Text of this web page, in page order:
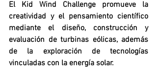
El Kid Wind Challenge promueve la
creatividad y el pensamiento científico
mediante el diseño, construcción y
evaluación de turbinas eólicas, además
de la exploración de tecnologías
vinculadas con la energía solar.